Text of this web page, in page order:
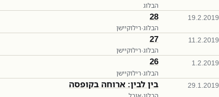
הבלוג
19.2.2019
28
הבלוג·רילוקיישן
11.2.2019
27
הבלוג·רילוקיישן
1.2.2019
26
הבלוג·רילוקיישן
29.1.2019 בין לבין: ארוחה בקופסה